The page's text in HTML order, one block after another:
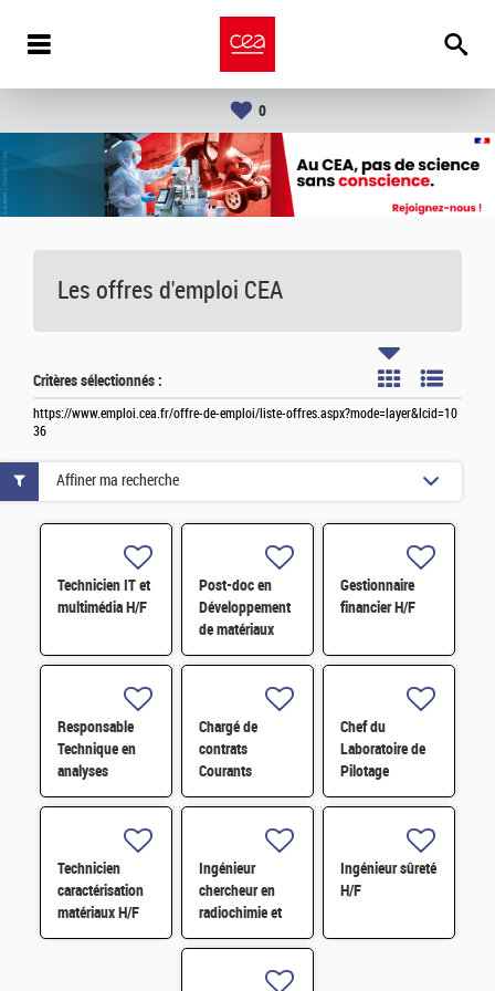
0
Les offres d'emploi CEA
Critères sélectionnés :
https://www.emploi.cea.fr/offre-de-emploi/liste-offres.aspx?mode=layer&lcid=10
36
Technicien IT et
multimédia H/F
Post-doc en
Développement
de matériaux
dérivés de
fonctionnalisé
par des
composés redox
H/F
Gestionnaire
financier H/F
Responsable
Technique en
analyses
radiologiques
Chargé de
contrats
Courants
Faibles (CFA)
Chef du
Laboratoire de
Pilotage
Intelligent des
(LIRE) H/F
Technicien
caractérisation
matériaux H/F
Ingénieur
chercheur en
radiochimie et
extraction par
Ingénieur sûreté
H/F
Affiner ma recherche